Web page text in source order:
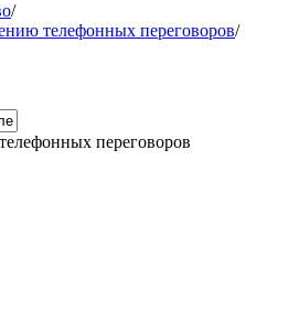
/
телефонных переговоров/
переговоров